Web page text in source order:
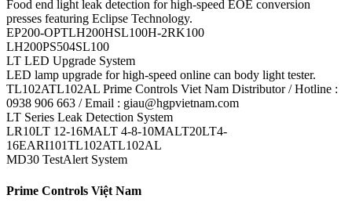
Food end light leak detection for high-speed EOE conversion
presses featuring Eclipse Technology.
EP200-OPTLH200HSL100H-2RK100
LH200PS504SL100
LT LED Upgrade System
LED lamp upgrade for high-speed online can body light tester.
TL102ATL102AL Prime Controls Viet Nam Distributor / Hotline :
0938 906 663 / Email : giau@hgpvietnam.com
LT Series Leak Detection System
LR10LT 12-16MALT 4-8-10MALT20LT4-
16EARI101TL102ATL102AL
MD30 TestAlert System
Prime Controls Việt Nam